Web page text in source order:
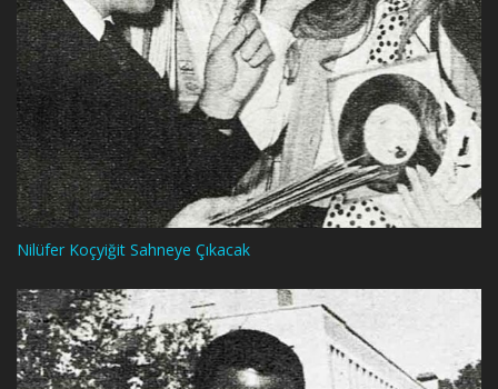
Nilüfer Koçyiğit Sahneye Çıkacak